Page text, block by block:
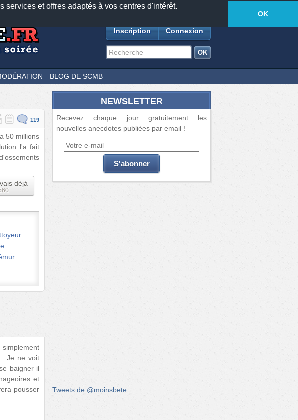
et offres adaptés à vos centres d'intérêt.
OK
Facebook
TwitterFeeds18877anecdotes-291lecteurs connectés
Inscription Connexion
BLOG DE SCMB
119
50 millions
l'a fait
déjà
Je ne voit
baigner il
et
pousser
NEWSLETTER
Recevez chaque jour gratuitement les
nouvelles anecdotes publiées par email !
Tweets de @moinsbete